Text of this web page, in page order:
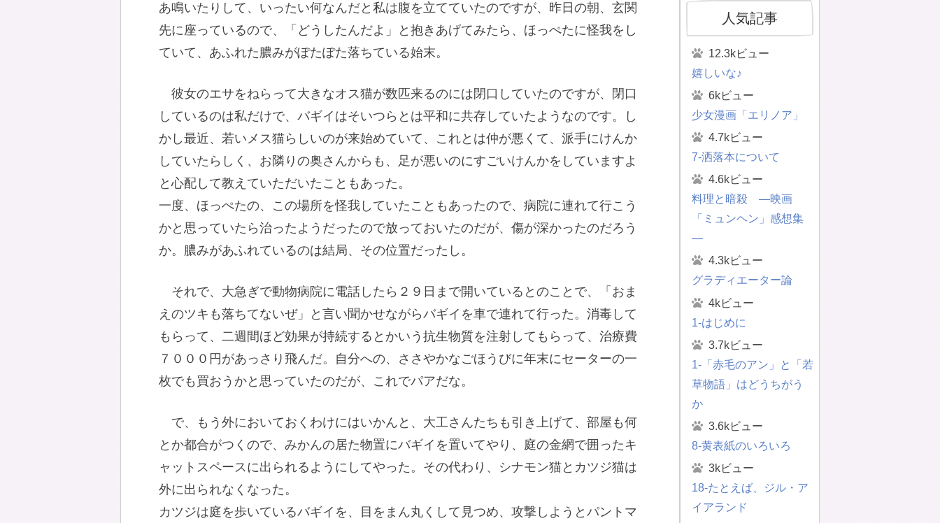
あ鳴いたりして、いったい何なんだと私は腹を立てていたのですが、昨日の朝、玄関
先に座っているので、「どうしたんだよ」と抱きあげてみたら、ほっぺたに怪我をし
ていて、あふれた膿みがぽたぽた落ちている始末。
彼女のエサをねらって大きなオス猫が数匹来るのには閉口していたのですが、閉口
しているのは私だけで、バギイはそいつらとは平和に共存していたようなのです。し
かし最近、若いメス猫らしいのが来始めていて、これとは仲が悪くて、派手にけんか
していたらしく、お隣りの奥さんからも、足が悪いのにすごいけんかをしていますよ
と心配して教えていただいたこともあった。
一度、ほっぺたの、この場所を怪我していたこともあったので、病院に連れて行こう
かと思っていたら治ったようだったので放っておいたのだが、傷が深かったのだろう
か。膿みがあふれているのは結局、その位置だったし。
それで、大急ぎで動物病院に電話したら２９日まで開いているとのことで、「おま
えのツキも落ちてないぜ」と言い聞かせながらバギイを車で連れて行った。消毒して
もらって、二週間ほど効果が持続するとかいう抗生物質を注射してもらって、治療費
７０００円があっさり飛んだ。自分への、ささやかなごほうびに年末にセーターの一
枚でも買おうかと思っていたのだが、これでパアだな。
で、もう外においておくわけにはいかんと、大工さんたちも引き上げて、部屋も何
とか都合がつくので、みかんの居た物置にバギイを置いてやり、庭の金網で囲ったキ
ャットスペースに出られるようにしてやった。その代わり、シナモン猫とカツジ猫は
外に出られなくなった。
カツジは庭を歩いているバギイを、目をまん丸くして見つめ、攻撃しようとパントマ
人気記事
12.3kビュー
嬉しいな♪
6kビュー
少女漫画「エリノア」
4.7kビュー
7-洒落本について
4.6kビュー
料理と暗殺 ―映画
「ミュンヘン」感想集
―
4.3kビュー
グラディエーター論
4kビュー
1-はじめに
3.7kビュー
1-「赤毛のアン」と「若
草物語」はどうちがう
か
3.6kビュー
8-黄表紙のいろいろ
3kビュー
18-たとえば、ジル・ア
イアランド